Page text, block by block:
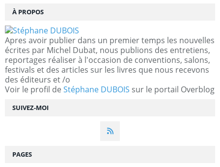
SUIVEZ-MOI
À PROPOS
Apres avoir publier dans un premier temps les nouvelles
écrites par Michel Dubat, nous publions des entretiens,
reportages réaliser à l'occasion de conventions, salons,
festivals et des articles sur les livres que nous recevons
des éditeurs et /o
Voir le profil de Stéphane DUBOIS sur le portail Overblog
PAGES